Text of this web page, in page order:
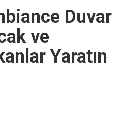
Duvar
ve
Yaratın